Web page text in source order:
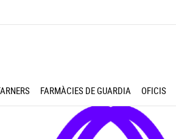
FARMÀCIES DE GUARDIA OFICIS